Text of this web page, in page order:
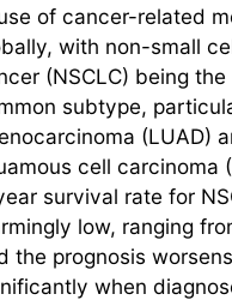
of cancer-related
with non-small
(NSCLC) being the
subtype,
(LUAD)
cell carcinoma
survival rate for
low, ranging
the prognosis worsens
when